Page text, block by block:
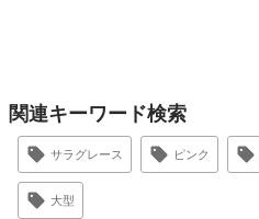
関連キーワード検索
サラグレース ピンク
大型